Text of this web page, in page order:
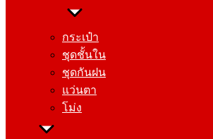
กระเป๋า
ชุดชั้นใน
ชุดกันฝน
แว่นตา
โม่ง
กระเป๋า
ชุดชั้นใน
ชุดกันฝน
แว่นตา
โม่ง
ทางเรียบ/ROAD